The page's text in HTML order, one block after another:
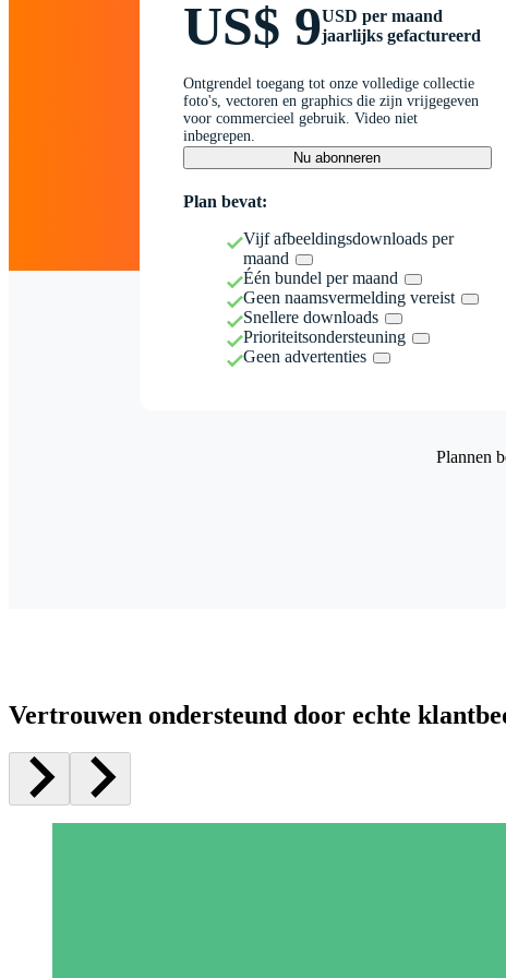
US$ 9USD per maand
jaarlijks gefactureerd
Ontgrendel toegang tot onze volledige collectie
foto's, vectoren en graphics die zijn vrijgegeven
voor commercieel gebruik. Video niet
inbegrepen.
Nu abonneren
Plan bevat:
Vijf afbeeldingsdownloads per
maand
Één bundel per maand
Geen naamsvermelding vereist
Snellere downloads
Prioriteitsondersteuning
Geen advertenties
Plannen
Vertrouwen ondersteund door echte